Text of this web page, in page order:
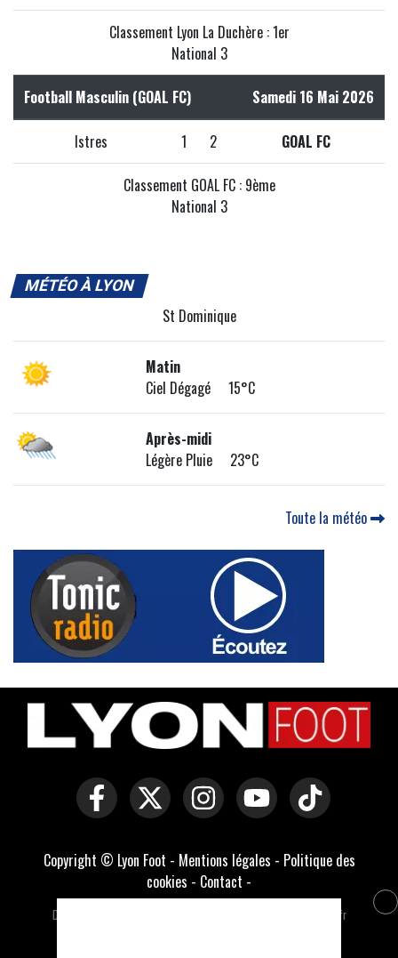
Classement Lyon La Duchère : 1er
National 3
Football Masculin (GOAL FC) Samedi 16 Mai 2026
Istres 1 2 GOAL FC
Classement GOAL FC : 9ème
National 3
MÉTÉO À LYON
St Dominique
Matin
Ciel Dégagé 15°C
Après-midi
Légère Pluie 23°C
Toute la météo
Copyright © Lyon Foot - Mentions légales - Politique des
cookies - Contact -
Domaines officiels : lyonfootball.fr